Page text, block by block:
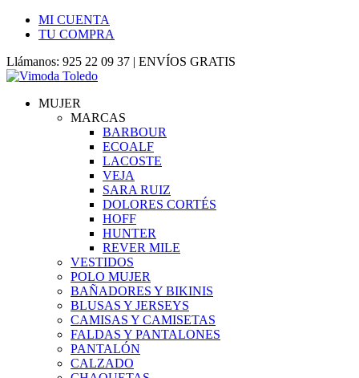
MI CUENTA
TU COMPRA
Llámanos: 925 22 09 37 | ENVÍOS GRATIS
MUJER
MARCAS
BARBOUR
ECOALF
LACOSTE
VEJA
SARA RUIZ
DOLORES CORTÉS
HOFF
HUNTER
REVER MILE
VESTIDOS
POLO MUJER
BAÑADORES Y BIKINIS
BLUSAS Y JERSEYS
CAMISAS Y CAMISETAS
FALDAS Y PANTALONES
PANTALÓN
CALZADO